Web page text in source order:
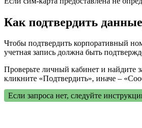
Как подтвердить
Чтобы подтвердить корпоративный
учетная запись должна быть
Проверьте личный кабинет и найдите
кликните «Подтвердить», иначе –
Если запроса нет, следуйте